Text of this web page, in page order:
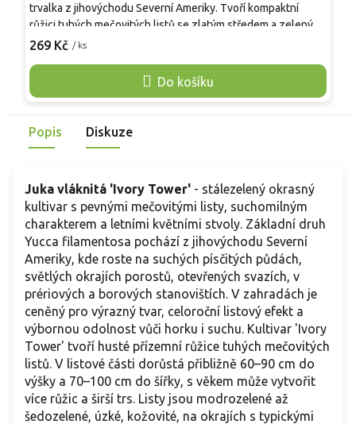
269 Kč / ks
Do košíku
trvalka z jihovýchodu Severní Ameriky. Tvoří kompaktní
růžici tuhých mečovitých listů se zlatým středem a zeleným
lemem, okraje se často třepí do vláken. Růžice mívá asi 50–
růžic. V červenci a srpnu vyrůstá stvol 120–180 cm s latou
převislých krémově bílých zvonků, vyhledávaných včelami a
objevují bronzové až narůžovělé tóny.
Popis Diskuze
Juka vláknitá 'Ivory Tower' - stálezelený okrasný
kultivar s pevnými mečovitými listy, suchomilným
charakterem a letními květními stvoly. Základní druh
Yucca filamentosa pochází z jihovýchodu Severní
Ameriky, kde roste na suchých písčitých půdách,
světlých okrajích porostů, otevřených svazích, v
prériových a borových stanovištích. V zahradách je
ceněný pro výrazný tvar, celoroční listový efekt a
výbornou odolnost vůči horku i suchu. Kultivar 'Ivory
Tower' tvoří husté přízemní růžice tuhých mečovitých
listů. V listové části dorůstá přibližně 60–90 cm do
výšky a 70–100 cm do šířky, s věkem může vytvořit
více růžic a širší trs. Listy jsou modrozelené až
šedozelené, úzké, kožovité, na okrajích s typickými